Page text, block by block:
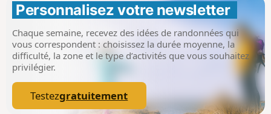
Personnalisez votre newsletter
Chaque semaine, recevez des idées de randonnées qui
vous correspondent : choisissez la durée moyenne, la
difficulté, la zone et le type d’activités que vous souhaitez
privilégier.
Testezgratuitement